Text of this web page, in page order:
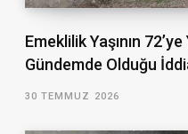
Emeklilik Yaşının
Gündemde Olduğu
30 TEMMUZ 2026